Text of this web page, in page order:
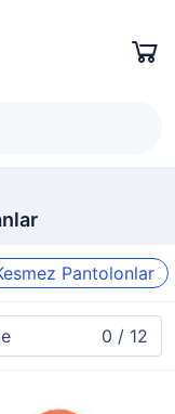
Pantolonlar
0 / 12